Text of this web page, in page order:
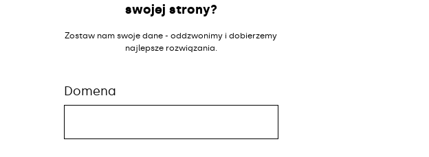
swojej strony?
Zostaw nam swoje dane - oddzwonimy i dobierzemy
najlepsze rozwiązania.
Domena